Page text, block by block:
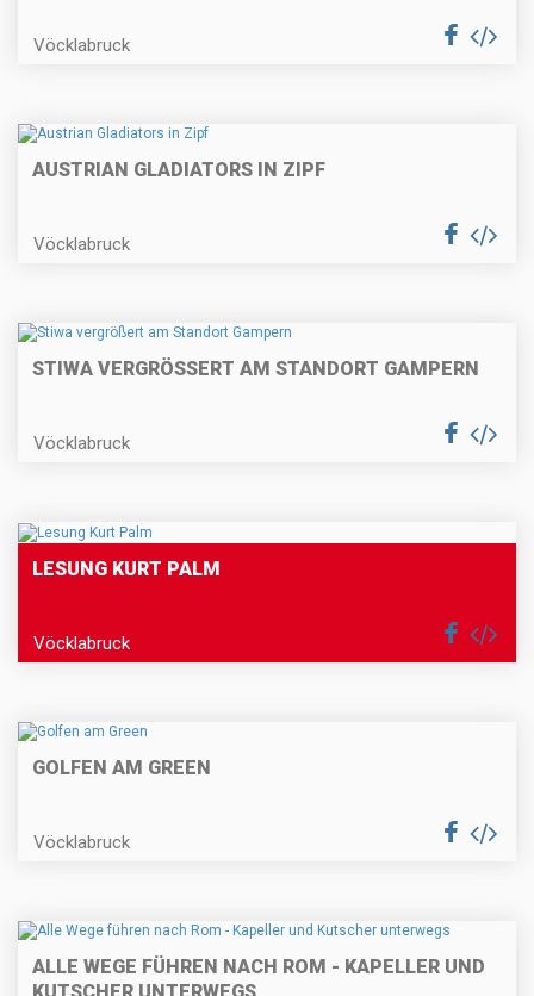
Vöcklabruck
AUSTRIAN GLADIATORS IN ZIPF
Vöcklabruck
STIWA VERGRÖSSERT AM STANDORT GAMPERN
Vöcklabruck
LESUNG KURT PALM
Vöcklabruck
GOLFEN AM GREEN
Vöcklabruck
ALLE WEGE FÜHREN NACH ROM - KAPELLER UND